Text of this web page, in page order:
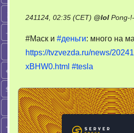
241124, 02:35 (CET) @lol Pong-
#Маск и #деньги: много на
https://tvzvezda.ru/news/
xBHW0.html #tesla